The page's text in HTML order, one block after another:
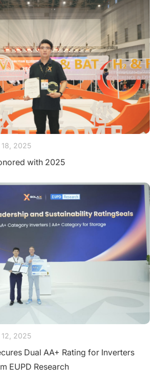
18, 2025
with 2025
12, 2025
Dual AA+ Rating for Inverters
EUPD Research